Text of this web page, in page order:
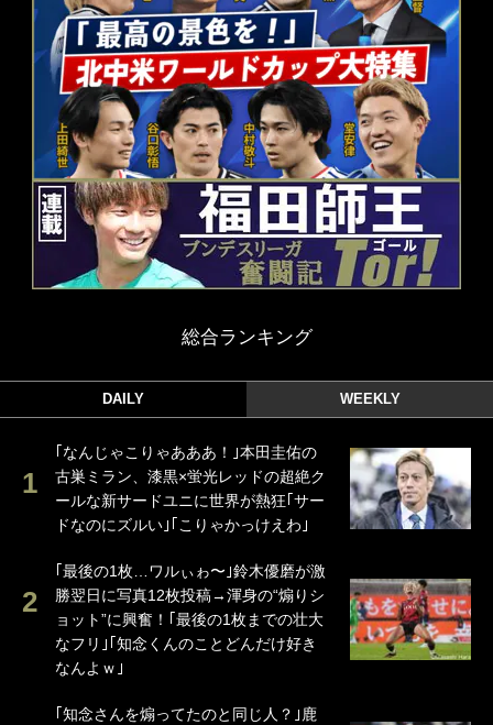
総合ランキング
DAILY WEEKLY
｢なんじゃこりゃあああ！｣本田圭佑の
古巣ミラン、漆黒×蛍光レッドの超絶ク
ールな新サードユニに世界が熱狂｢サー
ドなのにズルい｣｢こりゃかっけえわ｣
｢最後の1枚…ワルぃゎ〜｣鈴木優磨が激
勝翌日に写真12枚投稿→渾身の“煽りシ
ョット”に興奮！｢最後の1枚までの壮大
なフリ｣｢知念くんのことどんだけ好き
なんよｗ｣
｢知念さんを煽ってたのと同じ人？｣鹿